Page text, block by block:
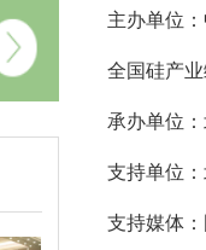
主办单位
全国硅产
承办单位
支持单位
支持媒体